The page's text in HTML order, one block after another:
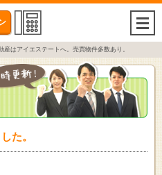
はアイエステートへ。売買物件多数あり。
た。